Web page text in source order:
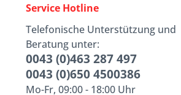
Service Hotline
Telefonische Unterstützung und
Beratung unter:
0043 (0)463 287 497
0043 (0)650 4500386
Mo-Fr, 09:00 - 18:00 Uhr